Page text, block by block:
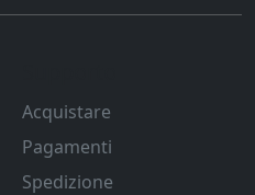
Acquistare
Pagamenti
Spedizione